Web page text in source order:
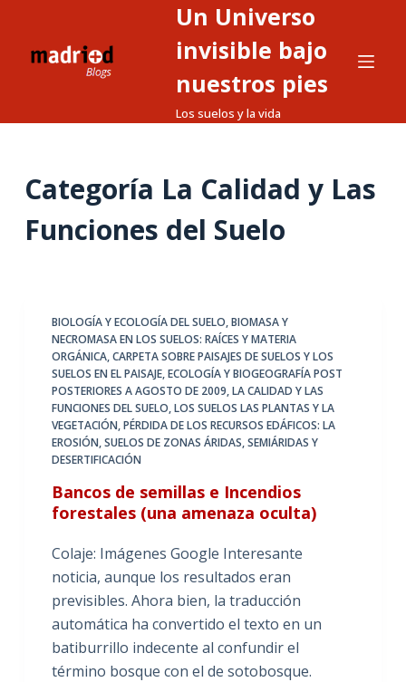
Un Universo
invisible bajo
nuestros pies
Los suelos y la vida
Categoría La Calidad y Las
Funciones del Suelo
BIOLOGÍA Y ECOLOGÍA DEL SUELO,BIOMASA Y
NECROMASA EN LOS SUELOS: RAÍCES Y MATERIA
ORGÁNICA,CARPETA SOBRE PAISAJES DE SUELOS Y LOS
SUELOS EN EL PAISAJE,ECOLOGÍA Y BIOGEOGRAFÍA POST
POSTERIORES A AGOSTO DE 2009,LA CALIDAD Y LAS
FUNCIONES DEL SUELO,LOS SUELOS LAS PLANTAS Y LA
VEGETACIÓN,PÉRDIDA DE LOS RECURSOS EDÁFICOS: LA
EROSIÓN,SUELOS DE ZONAS ÁRIDAS, SEMIÁRIDAS Y
DESERTIFICACIÓN
Bancos de semillas e Incendios
forestales (una amenaza oculta)
Colaje: Imágenes Google Interesante
noticia, aunque los resultados eran
previsibles. Ahora bien, la traducción
automática ha convertido el texto en un
batiburrillo indecente al confundir el
término bosque con el de sotobosque.